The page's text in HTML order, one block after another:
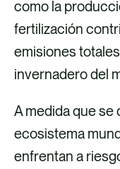
como la
fertilización
emisiones
invernadero del
A medida que se
ecosistema
enfrentan a